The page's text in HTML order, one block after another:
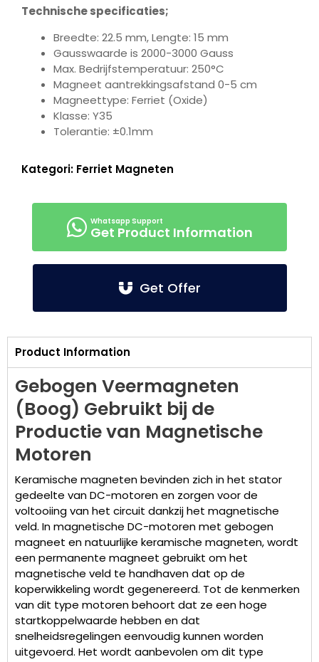
Technische specificaties;
Breedte: 22.5 mm, Lengte: 15 mm
Gausswaarde is 2000-3000 Gauss
Max. Bedrijfstemperatuur: 250°C
Magneet aantrekkingsafstand 0-5 cm
Magneettype: Ferriet (Oxide)
Klasse: Y35
Tolerantie: ±0.1mm
Kategori: Ferriet Magneten
Get Product Information
Get Offer
Product Information
Gebogen Veermagneten
(Boog) Gebruikt bij de
Productie van Magnetische
Motoren
Keramische magneten bevinden zich in het stator
gedeelte van DC-motoren en zorgen voor de
voltooiing van het circuit dankzij het magnetische
veld. In magnetische DC-motoren met gebogen
magneet en natuurlijke keramische magneten, wordt
een permanente magneet gebruikt om het
magnetische veld te handhaven dat op de
koperwikkeling wordt gegenereerd. Tot de kenmerken
van dit type motoren behoort dat ze een hoge
startkoppelwaarde hebben en dat
snelheidsregelingen eenvoudig kunnen worden
uitgevoerd. Het wordt aanbevolen om dit type